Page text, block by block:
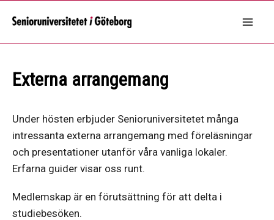
innehåll
Externa arrangemang
Under hösten erbjuder Senioruniversitetet många
intressanta externa arrangemang med föreläsningar
och presentationer utanför våra vanliga lokaler.
Erfarna guider visar oss runt.
Medlemskap är en förutsättning för att delta i
studiebesöken.